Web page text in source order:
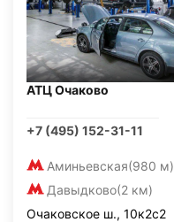
АТЦ Очаково
+7 (495) 152-31-11
Аминьевская(980 м)
Давыдково(2 км)
Очаковское ш., 10к2с2